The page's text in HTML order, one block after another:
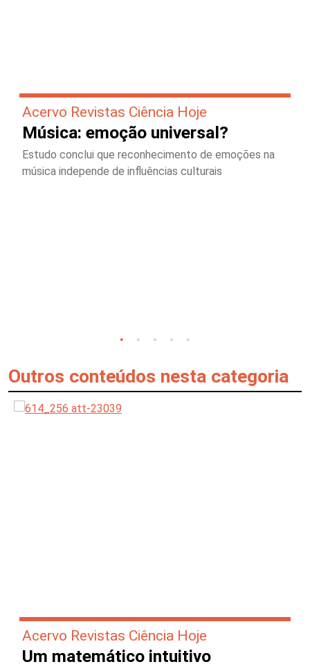
Acervo Revistas Ciência Hoje
Música: emoção universal?
Estudo conclui que reconhecimento de emoções na
música independe de influências culturais
Outros conteúdos nesta categoria
Acervo Revistas Ciência Hoje
Um matemático intuitivo